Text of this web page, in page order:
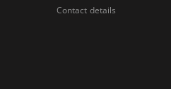
Contact details